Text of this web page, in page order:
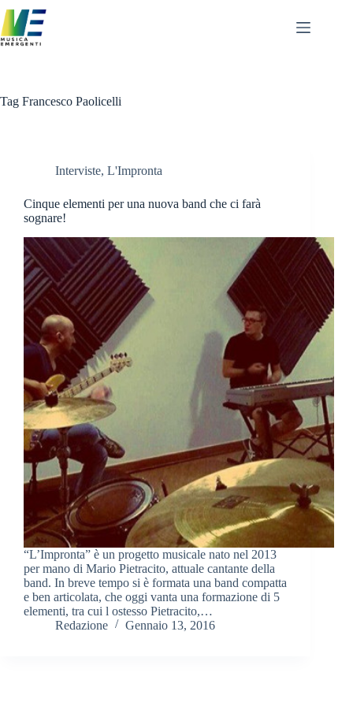
al
contenuto
Tag Francesco Paolicelli
Interviste, L'Impronta
Cinque elementi per una nuova band che ci farà
sognare!
“L’Impronta” è un progetto musicale nato nel 2013
per mano di Mario Pietracito, attuale cantante della
band. In breve tempo si è formata una band compatta
e ben articolata, che oggi vanta una formazione di 5
elementi, tra cui l ostesso Pietracito,…
Redazione
Gennaio 13, 2016